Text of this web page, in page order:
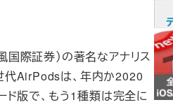
際証券）の著名なアナリス
代AirPodsは、年内か2020
版で、もう1種類は完全に